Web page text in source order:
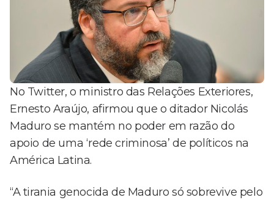
No Twitter, o ministro das Relações Exteriores,
Ernesto Araújo, afirmou que o ditador Nicolás
Maduro se mantém no poder em razão do
apoio de uma ‘rede criminosa’ de políticos na
América Latina.
“A tirania genocida de Maduro só sobrevive pelo